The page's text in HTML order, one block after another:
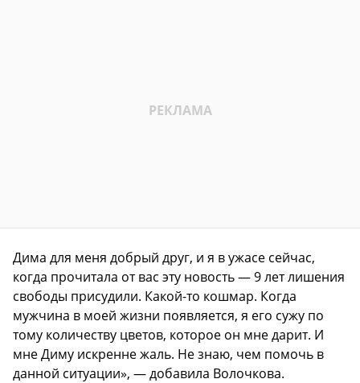
Дима для меня добрый друг, и я в ужасе сейчас,
когда прочитала от вас эту новость — 9 лет лишения
свободы присудили. Какой-то кошмар. Когда
мужчина в моей жизни появляется, я его сужу по
тому количеству цветов, которое он мне дарит. И
мне Диму искренне жаль. Не знаю, чем помочь в
данной ситуации», — добавила Волочкова.